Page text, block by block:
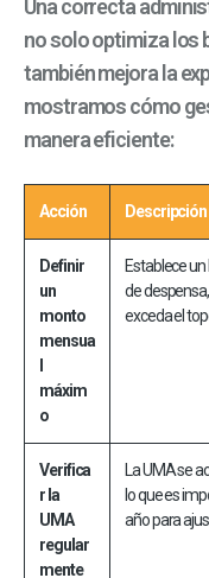
Una correcta
no solo optimiza los
también mejora la
mostramos cómo
manera eficiente:
Acción Descripción
Definir
un
monto
mensua
máxim
o
Establece
de
exceda el
Verifica
r la
UMA
regular
mente
La UMA se
lo que es
año para